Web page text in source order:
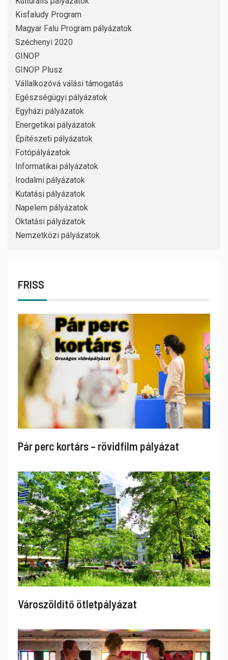
Kisfaludy Program
Magyar Falu Program pályázatok
Széchenyi 2020
GINOP
GINOP Plusz
Vállalkozóvá válási támogatás
Egészségügyi pályázatok
Egyházi pályázatok
Energetikai pályázatok
Építészeti pályázatok
Fotópályázatok
Informatikai pályázatok
Irodalmi pályázatok
Kutatási pályázatok
Napelem pályázatok
Oktatási pályázatok
Nemzetközi pályázatok
FRISS
Pár perc kortárs – rövidfilm pályázat
Városzöldítő ötletpályázat